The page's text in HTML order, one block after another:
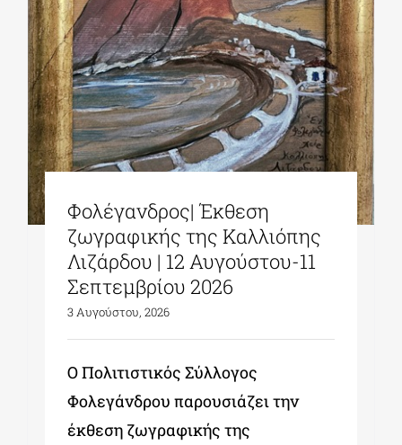
Φολέγανδρος| Έκθεση
ζωγραφικής της Καλλιόπης
Λιζάρδου | 12 Αυγούστου-11
Σεπτεμβρίου 2026
3 Αυγούστου, 2026
Ο Πολιτιστικός Σύλλογος
Φολεγάνδρου παρουσιάζει την
έκθεση ζωγραφικής της